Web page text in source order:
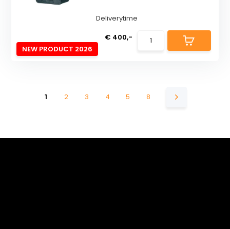
NEW PRODUCT 2026
Deliverytime
€ 400,-
1 2 3 4 5 8